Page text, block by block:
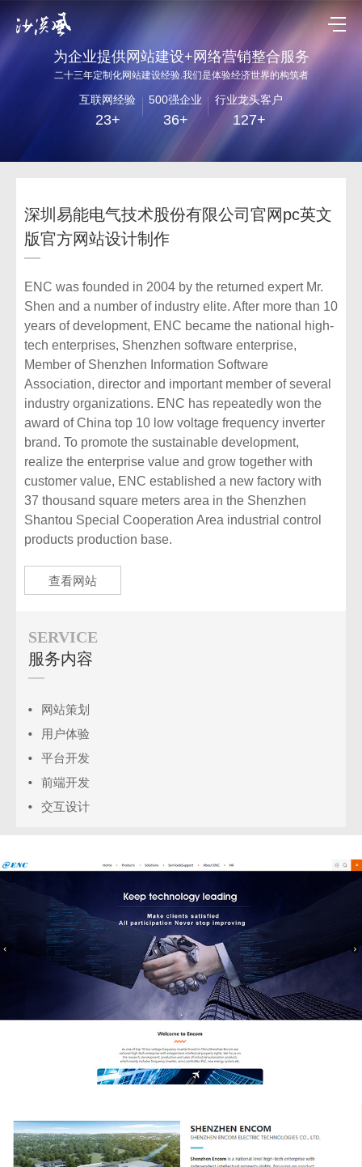
为企业提供网站建设+网络营销整合服务
二十三年定制化网站建设经验.我们是体验经济世界的构筑者
互联网经验
23+
500强企业
36+
行业龙头客户
127+
深圳易能电气技术股份有限公司官网pc英文
版官方网站设计制作
ENC was founded in 2004 by the returned expert Mr.
Shen and a number of industry elite. After more than 10
years of development, ENC became the national high-
tech enterprises, Shenzhen software enterprise,
Member of Shenzhen Information Software
Association, director and important member of several
industry organizations. ENC has repeatedly won the
award of China top 10 low voltage frequency inverter
brand. To promote the sustainable development,
realize the enterprise value and grow together with
customer value, ENC established a new factory with
37 thousand square meters area in the Shenzhen
Shantou Special Cooperation Area industrial control
products production base.
查看网站
SERVICE
服务内容
网站策划
用户体验
平台开发
前端开发
交互设计